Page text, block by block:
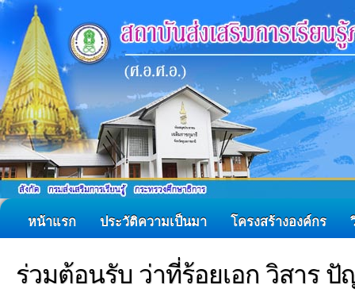
หน้าแรก ประวัติความเป็นมา โครงสร้างองค์กร
ร่วมต้อนรับ ว่าที่ร้อยเอก วิสาร